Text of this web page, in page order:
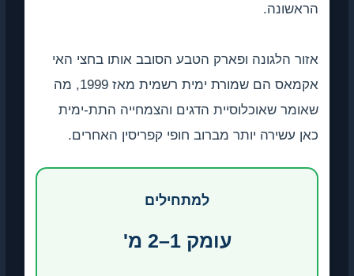
הראשונה.
אזור הלגונה ופארק הטבע הסובב אותו בחצי האי
אקמאס הם שמורת ימית רשמית מאז 1999, מה
שאומר שאוכלוסיית הדגים והצמחייה התת-ימית
כאן עשירה יותר מברוב חופי קפריסין האחרים.
למתחילים
עומק 1–2 מ'